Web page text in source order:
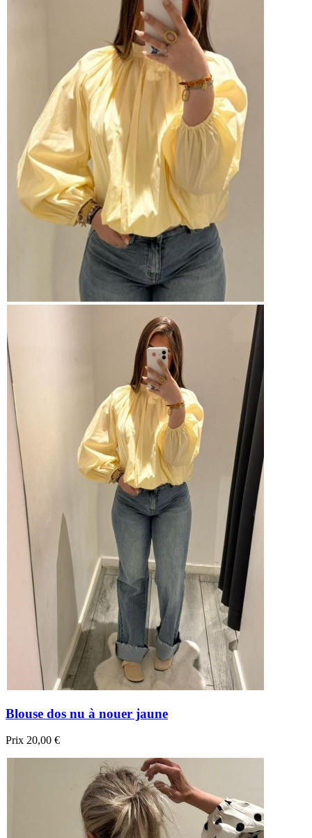
Blouse dos nu à nouer jaune
Prix 20,00 €